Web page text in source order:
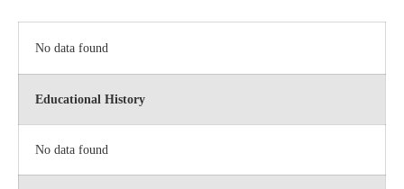
No data found
Educational History
No data found